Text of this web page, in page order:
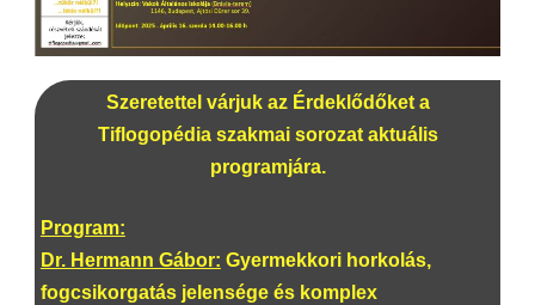
Szeretettel várjuk az Érdeklődőket a
Tiflogopédia szakmai sorozat aktuális
programjára.
Program:
Dr. Hermann Gábor: Gyermekkori horkolás,
fogcsikorgatás jelensége és komplex